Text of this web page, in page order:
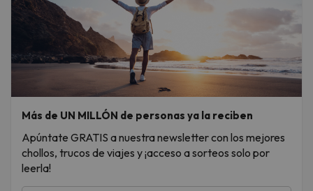
Más de UN MILLÓN de personas ya la reciben
Apúntate GRATIS a nuestra newsletter con los mejores
chollos, trucos de viajes y ¡acceso a sorteos solo por
leerla!